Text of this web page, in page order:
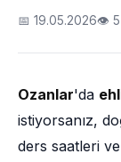
📅 19.05.2026👁 5
Ozanlar'da
istiyorsanız,
ders saatleri